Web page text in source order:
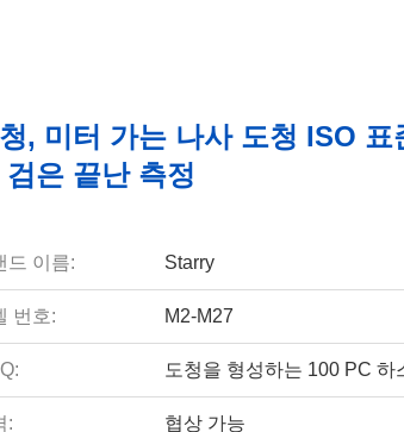
, 미터 가는 나사 도청 ISO 표
검은 끝난 측정
드 이름: Starry
번호: M2-M27
도청을 형성하는 100 PC 하
: 협상 가능